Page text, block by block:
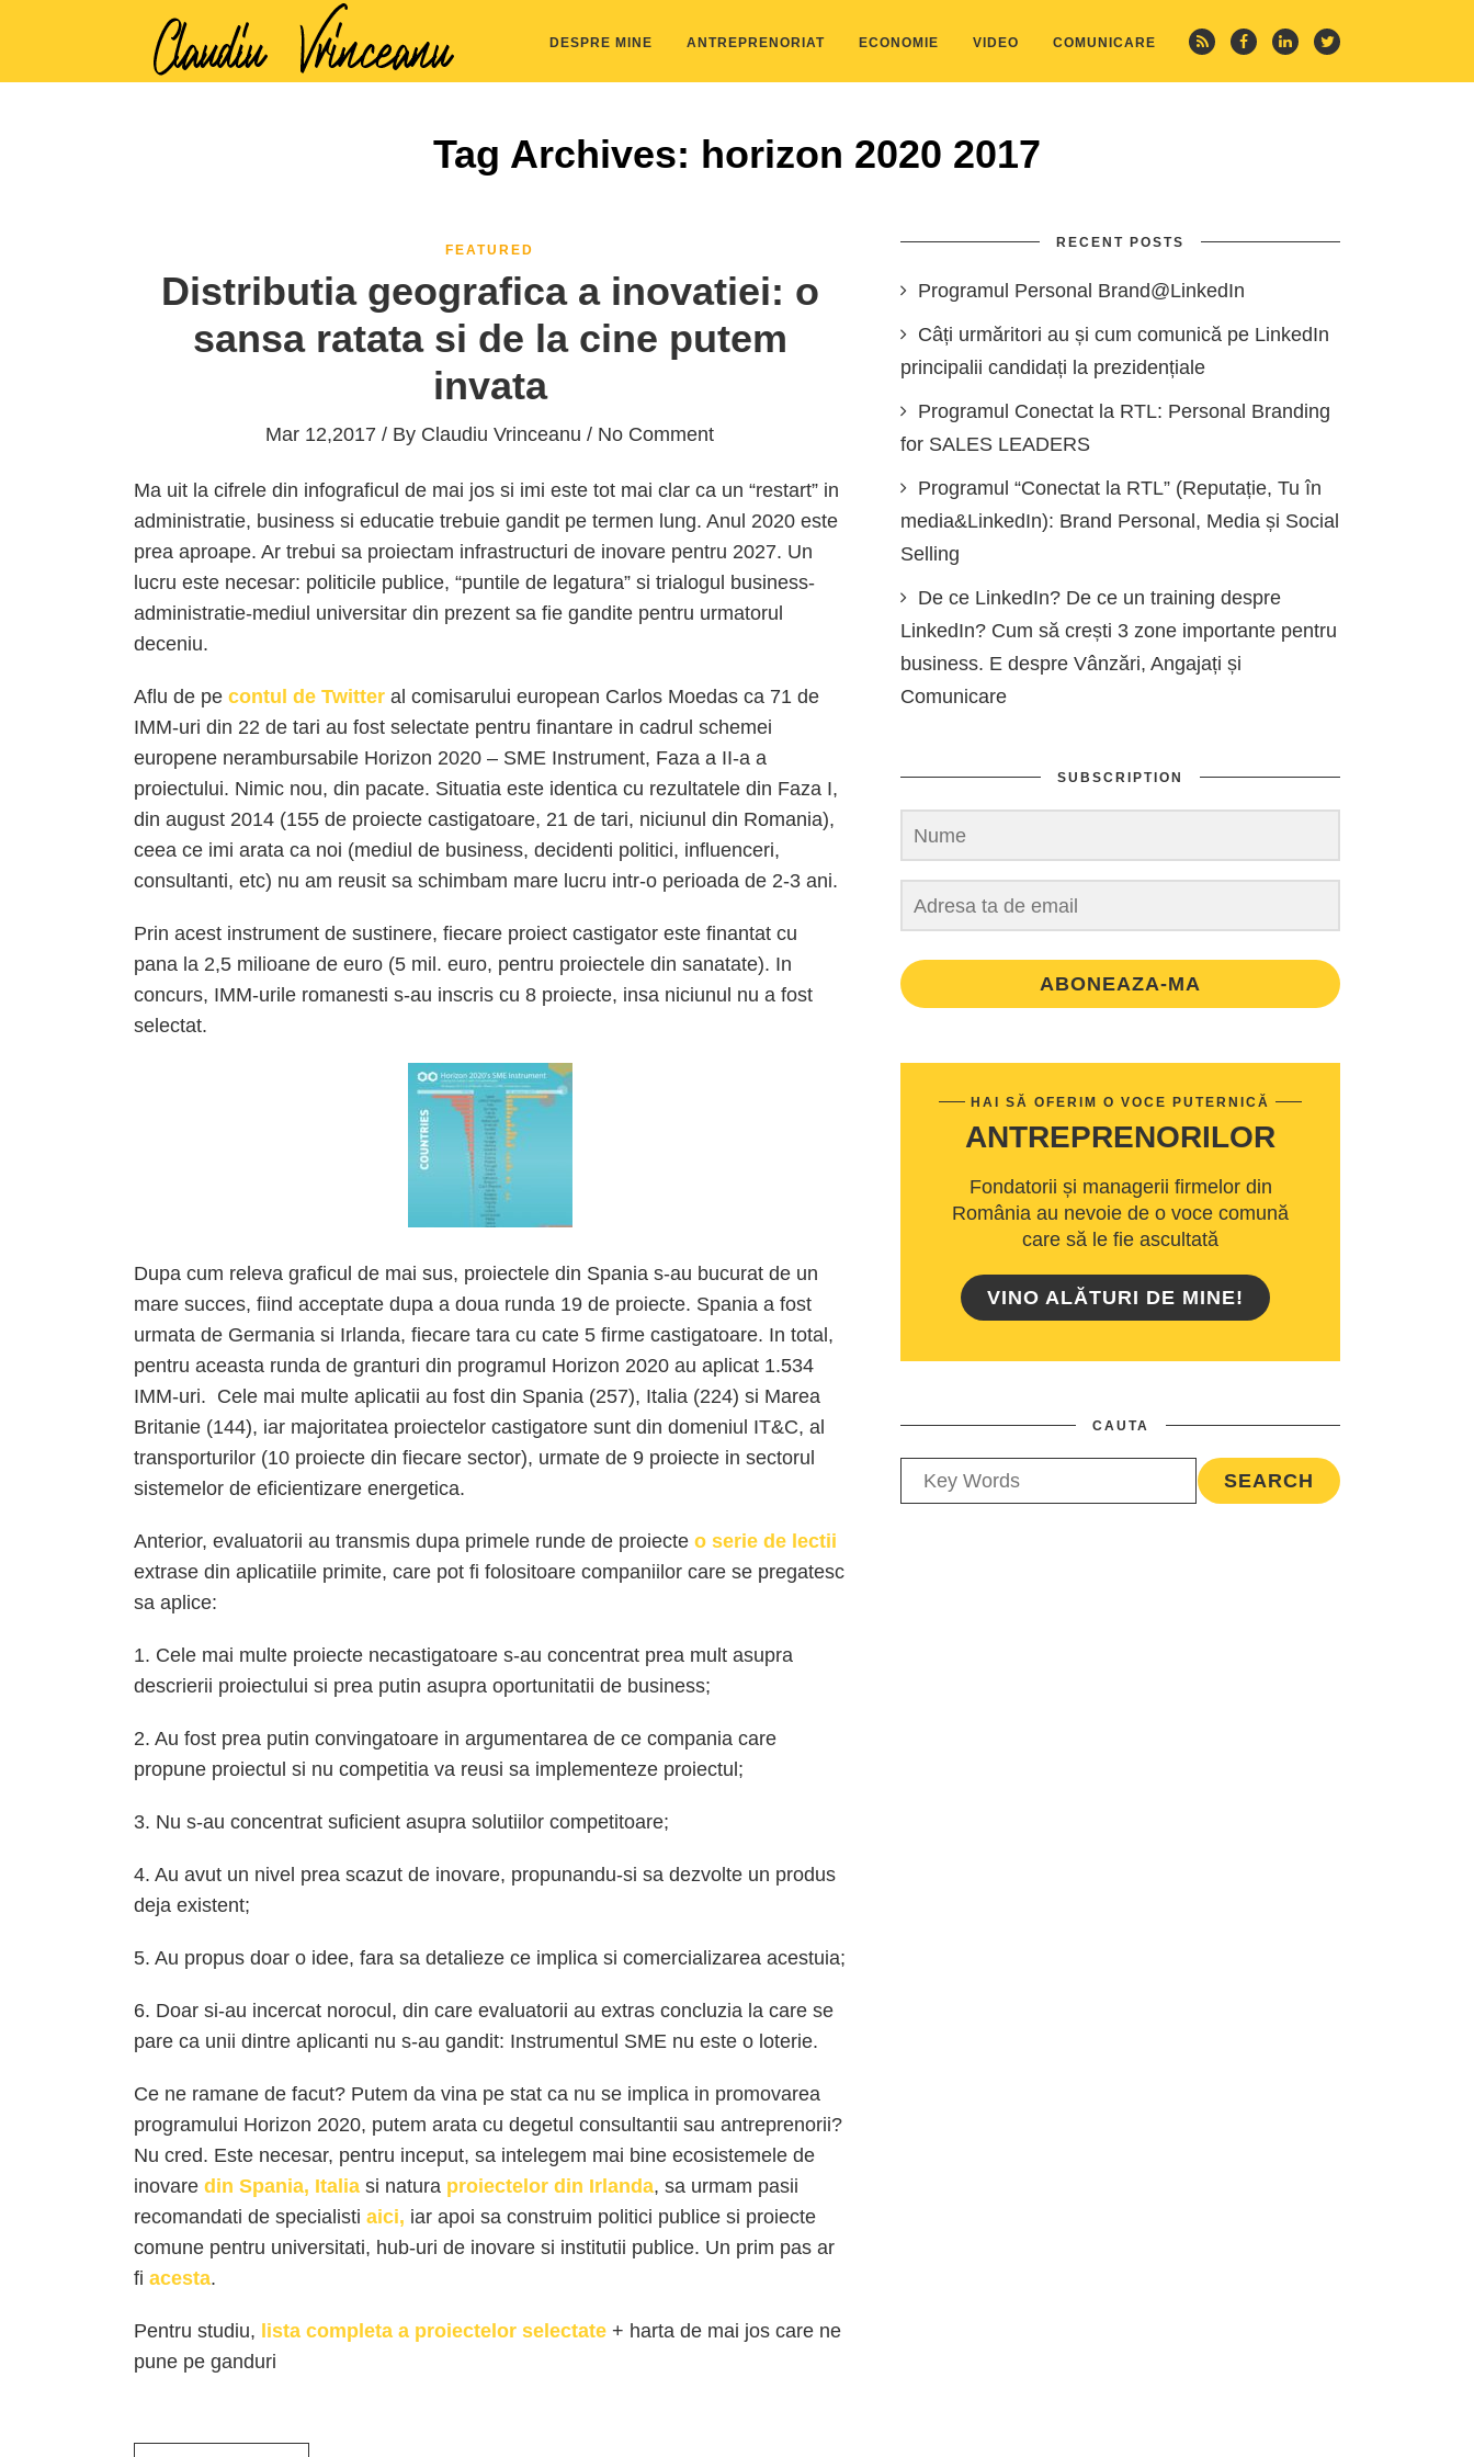
DESPRE MINE ANTREPRENORIAT ECONOMIE VIDEO COMUNICARE
Tag Archives: horizon 2020 2017
FEATURED
Distributia geografica a inovatiei: o
sansa ratata si de la cine putem
invata
Mar 12,2017 / By Claudiu Vrinceanu / No Comment
Ma uit la cifrele din infograficul de mai jos si imi este tot mai clar ca un “restart” in
administratie, business si educatie trebuie gandit pe termen lung. Anul 2020 este
prea aproape. Ar trebui sa proiectam infrastructuri de inovare pentru 2027. Un
lucru este necesar: politicile publice, “puntile de legatura” si trialogul business-
administratie-mediul universitar din prezent sa fie gandite pentru urmatorul
deceniu.
Aflu de pe contul de Twitter al comisarului european Carlos Moedas ca 71 de
IMM-uri din 22 de tari au fost selectate pentru finantare in cadrul schemei
europene nerambursabile Horizon 2020 – SME Instrument, Faza a II-a a
proiectului. Nimic nou, din pacate. Situatia este identica cu rezultatele din Faza I,
din august 2014 (155 de proiecte castigatoare, 21 de tari, niciunul din Romania),
ceea ce imi arata ca noi (mediul de business, decidenti politici, influenceri,
consultanti, etc) nu am reusit sa schimbam mare lucru intr-o perioada de 2-3 ani.
Prin acest instrument de sustinere, fiecare proiect castigator este finantat cu
pana la 2,5 milioane de euro (5 mil. euro, pentru proiectele din sanatate). In
concurs, IMM-urile romanesti s-au inscris cu 8 proiecte, insa niciunul nu a fost
selectat.
Dupa cum releva graficul de mai sus, proiectele din Spania s-au bucurat de un
mare succes, fiind acceptate dupa a doua runda 19 de proiecte. Spania a fost
urmata de Germania si Irlanda, fiecare tara cu cate 5 firme castigatoare. In total,
pentru aceasta runda de granturi din programul Horizon 2020 au aplicat 1.534
IMM-uri. Cele mai multe aplicatii au fost din Spania (257), Italia (224) si Marea
Britanie (144), iar majoritatea proiectelor castigatore sunt din domeniul IT&C, al
transporturilor (10 proiecte din fiecare sector), urmate de 9 proiecte in sectorul
sistemelor de eficientizare energetica.
Anterior, evaluatorii au transmis dupa primele runde de proiecte o serie de lectii
extrase din aplicatiile primite, care pot fi folositoare companiilor care se pregatesc
sa aplice:
1. Cele mai multe proiecte necastigatoare s-au concentrat prea mult asupra
descrierii proiectului si prea putin asupra oportunitatii de business;
2. Au fost prea putin convingatoare in argumentarea de ce compania care
propune proiectul si nu competitia va reusi sa implementeze proiectul;
3. Nu s-au concentrat suficient asupra solutiilor competitoare;
4. Au avut un nivel prea scazut de inovare, propunandu-si sa dezvolte un produs
deja existent;
5. Au propus doar o idee, fara sa detalieze ce implica si comercializarea acestuia;
6. Doar si-au incercat norocul, din care evaluatorii au extras concluzia la care se
pare ca unii dintre aplicanti nu s-au gandit: Instrumentul SME nu este o loterie.
Ce ne ramane de facut? Putem da vina pe stat ca nu se implica in promovarea
programului Horizon 2020, putem arata cu degetul consultantii sau antreprenorii?
Nu cred. Este necesar, pentru inceput, sa intelegem mai bine ecosistemele de
inovare din Spania, Italia si natura proiectelor din Irlanda, sa urmam pasii
recomandati de specialisti aici, iar apoi sa construim politici publice si proiecte
comune pentru universitati, hub-uri de inovare si institutii publice. Un prim pas ar
fi acesta.
Pentru studiu, ista completa a proiectelor selectate + harta de mai jos care ne
pune pe ganduri
RECENT POSTS
Programul Personal Brand@LinkedIn
Câți urmăritori au și cum comunică pe LinkedIn
principalii candidați la prezidențiale
Programul Conectat la RTL: Personal Branding
for SALES LEADERS
Programul “Conectat la RTL” (Reputație, Tu în
media&LinkedIn): Brand Personal, Media și Social
Selling
De ce LinkedIn? De ce un training despre
LinkedIn? Cum să crești 3 zone importante pentru
business. E despre Vânzări, Angajați și
Comunicare
SUBSCRIPTION
ABONEAZA-MA
HAI SĂ OFERIM O VOCE PUTERNICĂ
ANTREPRENORILOR
Fondatorii și managerii firmelor din
România au nevoie de o voce comună
care să le fie ascultată
VINO ALĂTURI DE MINE!
CAUTA